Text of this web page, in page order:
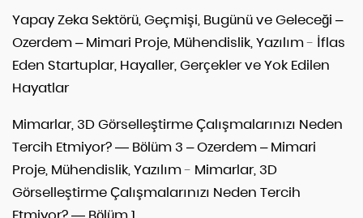
Yapay Zeka Sektörü, Geçmişi, Bugünü ve Geleceği –
Ozerdem – Mimari Proje, Mühendislik, Yazılım- İflas
Eden Startuplar, Hayaller, Gerçekler ve Yok Edilen
Hayatlar
Mimarlar, 3D Görselleştirme Çalışmalarınızı Neden
Tercih Etmiyor? — Bölüm 3 – Ozerdem – Mimari
Proje, Mühendislik, Yazılım- Mimarlar, 3D
Görselleştirme Çalışmalarınızı Neden Tercih